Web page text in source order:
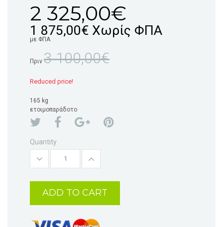
2 325,00€
1 875,00€ Χωρίς ΦΠΑ
με ΦΠΑ
Πριν 3 100,00€
Reduced price!
165 kg
ετοιμοπαράδοτο
Quantity
ADD TO CART